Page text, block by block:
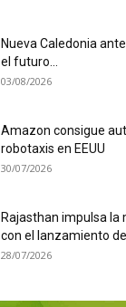
Nueva Caledonia
el futuro...
03/08/2026
Amazon consigue
robotaxis en EEUU
30/07/2026
Rajasthan impulsa la
con el lanzamiento
28/07/2026